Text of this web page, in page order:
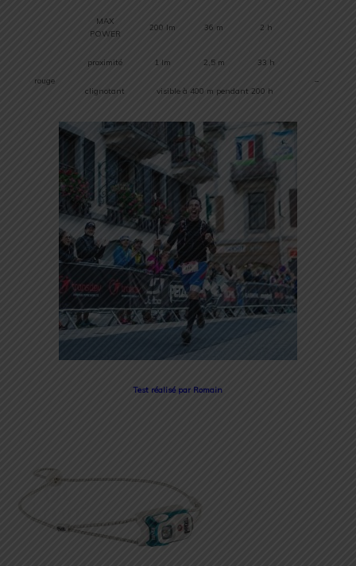
MAX
POWER
200 lm 36 m 2 h
rouge
proximité 1 lm 2,5 m
33 h
–
clignotant
visible à 400 m pendant 200 h
Test réalisé par Romain